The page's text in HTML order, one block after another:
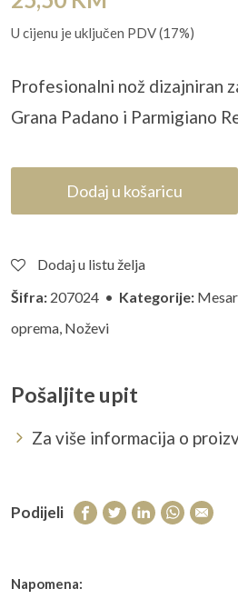
U cijenu je uključen PDV (17%)
Profesionalni nož dizajniran
Grana Padano i Parmigiano
Dodaj u košaricu
Dodaj u listu želja
Šifra: 207024 • Kategorije:
oprema Noževi
Pošaljite upit
Za više informacija o
Podijeli
Napomena: